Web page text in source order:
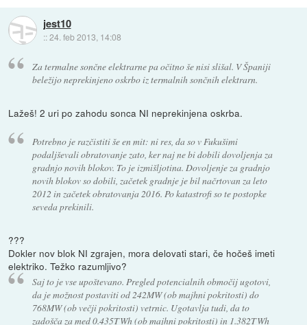
jest10
::24. feb 2013, 14:08
Za termalne sončne elektrarne pa očitno še nisi slišal. V Španiji
beležijo neprekinjeno oskrbo iz termalnih sončnih elektrarn.
Lažeš! 2 uri po zahodu sonca NI neprekinjena oskrba.
Potrebno je razčistiti še en mit: ni res, da so v Fukušimi
podaljševali obratovanje zato, ker naj ne bi dobili dovoljenja za
gradnjo novih blokov. To je izmišljotina. Dovoljenje za gradnjo
novih blokov so dobili, začetek gradnje je bil načrtovan za leto
2012 in začetek obratovanja 2016. Po katastrofi so te postopke
seveda prekinili.
???
Dokler nov blok NI zgrajen, mora delovati stari, če hočeš imeti
elektriko. Težko razumljivo?
Saj to je vse upoštevano. Pregled potencialnih območij ugotovi,
da je možnost postaviti od 242MW (ob majhni pokritosti) do
768MW (ob večji pokritosti) vetrnic. Ugotavlja tudi, da to
zadošča za med 0.435TWh (ob majhni pokritosti) in 1.382TWh